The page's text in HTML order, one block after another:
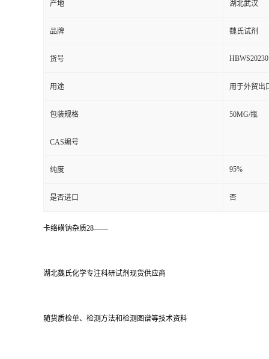
产地 湖北武汉
品牌 魏氏试剂
货号
用途 用于外贸出
包装规格 50MG/瓶
CAS编号
纯度 95%
是否进口 否
卡络磺钠杂质28——
湖北魏氏化学专注科研试剂现货供应商
随货质检单、检测方法和检测图谱等技术资料